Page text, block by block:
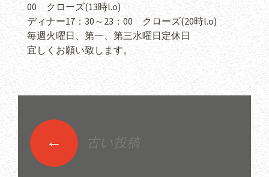
00 クローズ(13時l.o)
ディナー17：30～23：00 クローズ(20時l.o)
毎週火曜日、第一、第三水曜日定休日
宜しくお願い致します。
投稿ナビゲーショ
← 古い投稿